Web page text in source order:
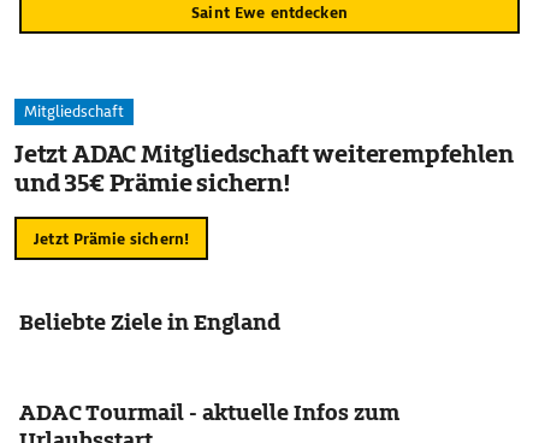
Saint Ewe entdecken
Mitgliedschaft
Jetzt ADAC Mitgliedschaft weiterempfehlen
und 35€ Prämie sichern!
Jetzt Prämie sichern!
Beliebte Ziele in England
ADAC Tourmail - aktuelle Infos zum